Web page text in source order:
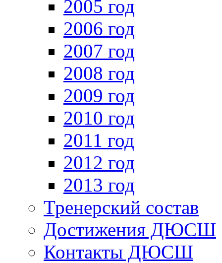
2005 год
2006 год
2007 год
2008 год
2009 год
2010 год
2011 год
2012 год
2013 год
Тренерский состав
Достижения ДЮСШ
Контакты ДЮСШ